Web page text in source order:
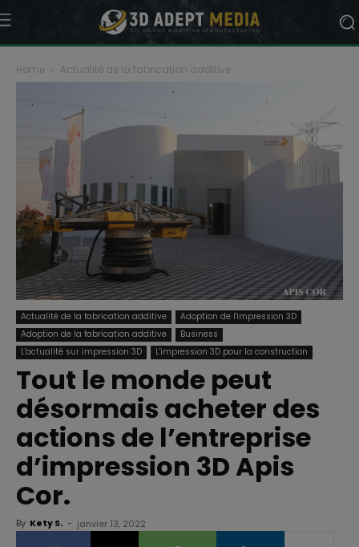
Home Actualité de la fabrication additive
Actualité de la fabrication additive
Adoption de l'impression 3D
Adoption de la fabrication additive
Business
L'actualité sur impression 3D
L'impression 3D pour la construction
Tout le monde peut
désormais acheter des
actions de l’entreprise
d’impression 3D Apis
Cor.
By Kety S. - janvier 13, 2022